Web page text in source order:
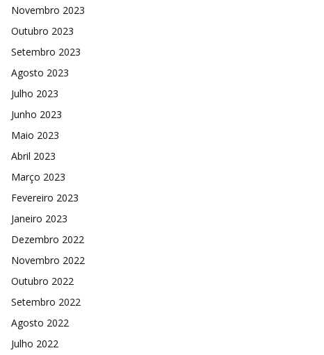
Novembro 2023
Outubro 2023
Setembro 2023
Agosto 2023
Julho 2023
Junho 2023
Maio 2023
Abril 2023
Março 2023
Fevereiro 2023
Janeiro 2023
Dezembro 2022
Novembro 2022
Outubro 2022
Setembro 2022
Agosto 2022
Julho 2022